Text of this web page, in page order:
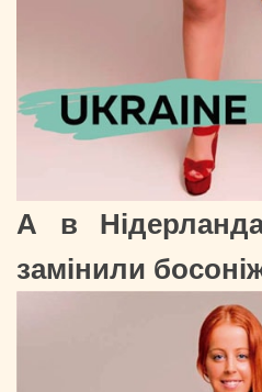
А в
замінили